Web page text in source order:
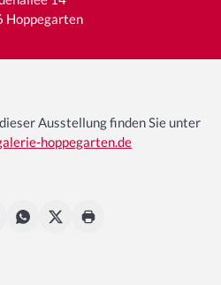
Hoppegarten
Ausstellung finden Sie unter
hoppegarten.de